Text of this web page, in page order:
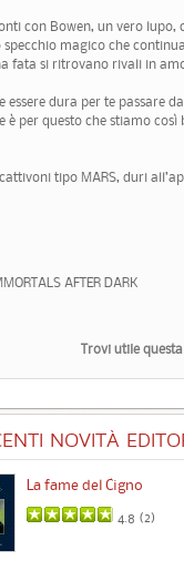
con Bowen, un vero lupo,
magico che
fata si ritrovano rivali in
dura per te passare
è per questo che stiamo
tipo MARS, duri
AFTER DARK
Trovi utile
NOVITÀ
La fame del Cigno
4.8 (2)